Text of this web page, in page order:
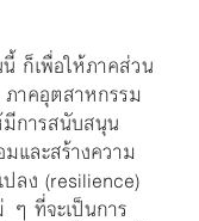
นี้ ก็เพื่อให้ภาคส่วน
าคอุตสาหกรรม
การสนับสนุน
และสร้างความ
ลง (resilience)
ๆ ที่จะเป็นการ